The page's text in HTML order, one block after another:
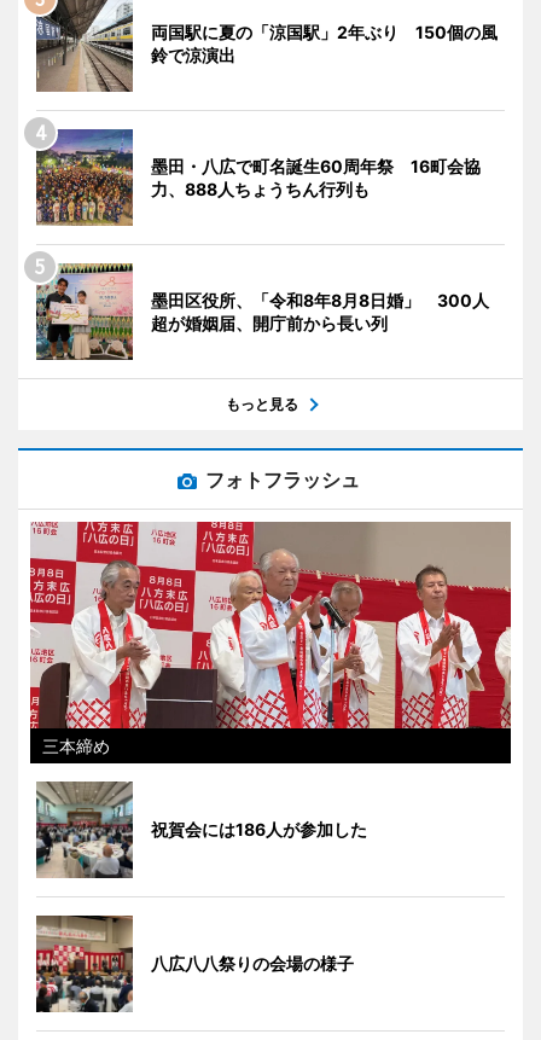
両国駅に夏の「涼国駅」2年ぶり 150個の風
鈴で涼演出
墨田・八広で町名誕生60周年祭 16町会協
力、888人ちょうちん行列も
墨田区役所、「令和8年8月8日婚」 300人
超が婚姻届、開庁前から長い列
もっと見る
フォトフラッシュ
三本締め
祝賀会には186人が参加した
八広八八祭りの会場の様子